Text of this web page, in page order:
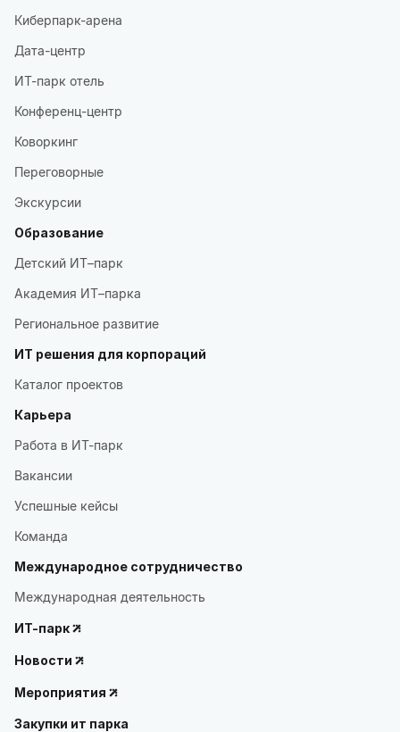
Киберпарк-арена
Дата-центр
ИТ-парк отель
Конференц-центр
Коворкинг
Переговорные
Экскурсии
Образование
Детский ИТ–парк
Академия ИТ–парка
Региональное развитие
ИТ решения для корпораций
Каталог проектов
Карьера
Работа в ИТ-парк
Вакансии
Успешные кейсы
Команда
Международное сотрудничество
Международная деятельность
ИТ-парк
Новости
Мероприятия
Закупки ит парка